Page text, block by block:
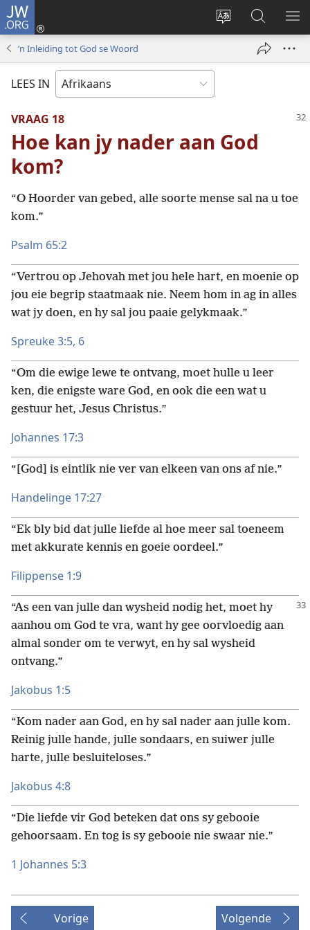
JW.ORG
Verander
Meld
aan
venster
Soek
op
JW.ORG
’n Inleiding tot God se Woord
LEES IN
VRAAG 18
Hoe kan jy nader aan God
kom?
“O Hoorder van gebed, alle soorte mense sal na u toe
kom.”
Psalm 65:2
“Vertrou op Jehovah met jou hele hart, en moenie op
jou eie begrip staatmaak nie. Neem hom in ag in alles
wat jy doen, en hy sal jou paaie gelykmaak.”
Spreuke 3:5, 6
“Om die ewige lewe te ontvang, moet hulle u leer
ken, die enigste ware God, en ook die een wat u
gestuur het, Jesus Christus.”
Johannes 17:3
“[God] is eintlik nie ver van elkeen van ons af nie.”
Handelinge 17:27
“Ek bly bid dat julle liefde al hoe meer sal toeneem
met akkurate kennis en goeie oordeel.”
Filippense 1:9
“As een van julle dan wysheid nodig het, moet hy
aanhou om God te vra, want hy gee oorvloedig aan
almal sonder om te verwyt, en hy sal wysheid
ontvang.”
Jakobus 1:5
“Kom nader aan God, en hy sal nader aan julle kom.
Reinig julle hande, julle sondaars, en suiwer julle
harte, julle besluiteloses.”
Jakobus 4:8
“Die liefde vir God beteken dat ons sy gebooie
gehoorsaam. En tog is sy gebooie nie swaar nie.”
1 Johannes 5:3
Vorige Volgende